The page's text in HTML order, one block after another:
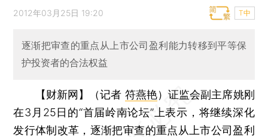
2012年03月25日 19:20 T中
逐渐把审查的重点从上市公司盈利能力转移到平等保
护投资者的合法权益
【财新网】（记者 符燕艳） 证监会副主席姚刚
在3月25日的“首届岭南论坛”上表示，将继续深化
发行体制改革，逐渐把审查的重点从上市公司盈利